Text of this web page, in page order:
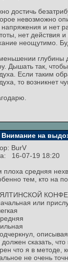
достичь
невозможно
напряжения и нет
нет действия
неощутимо.
глубины
Дышать так,
Если таким
то возникнет
Внимание на
BurV
16-07-19 18:20
плоха средняя
тем, кто на
или
сказать,
что я в методе,
не очень